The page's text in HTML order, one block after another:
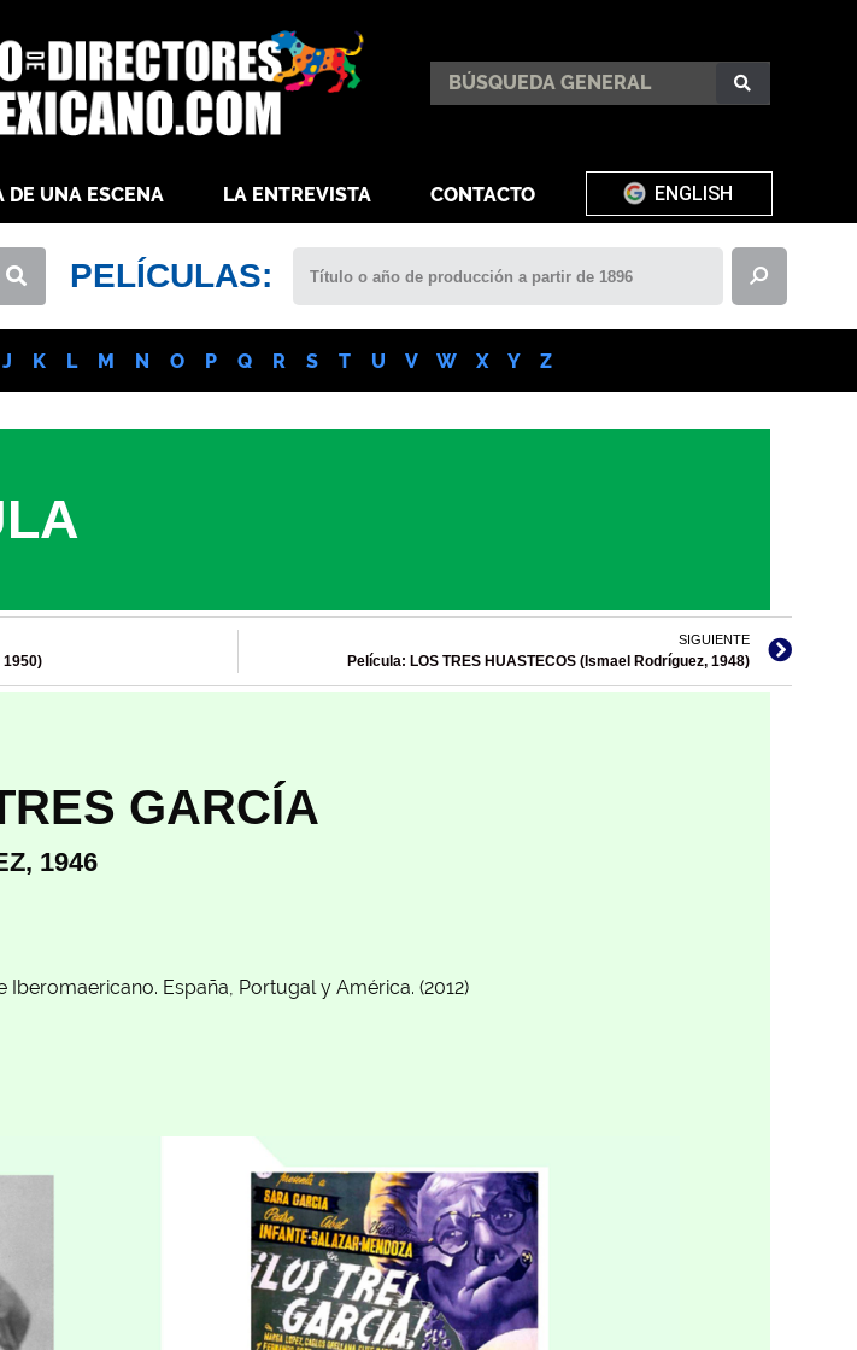
DE UNA ESCENA LA ENTREVISTA CONTACTO ENGLISH
PELÍCULAS:
J K L M N O P Q R S T U V W X Y Z
1950)
SIGUIENTE
Película: LOS TRES HUASTECOS (Ismael Rodríguez, 1948)
GARCÍA
1946
España, Portugal y América. (2012)